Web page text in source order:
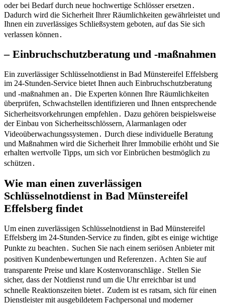
oder bei Bedarf durch neue hochwertige Schlösser ersetzen․
Dadurch wird die Sicherheit Ihrer Räumlichkeiten gewährleistet und
Ihnen ein zuverlässiges Schließsystem geboten, auf das Sie sich
verlassen können․
– Einbruchschutzberatung und -maßnahmen
Ein zuverlässiger Schlüsselnotdienst in Bad Münstereifel Effelsberg
im 24-Stunden-Service bietet Ihnen auch Einbruchschutzberatung
und -maßnahmen an․ Die Experten können Ihre Räumlichkeiten
überprüfen, Schwachstellen identifizieren und Ihnen entsprechende
Sicherheitsvorkehrungen empfehlen․ Dazu gehören beispielsweise
der Einbau von Sicherheitsschlössern, Alarmanlagen oder
Videoüberwachungssystemen․ Durch diese individuelle Beratung
und Maßnahmen wird die Sicherheit Ihrer Immobilie erhöht und Sie
erhalten wertvolle Tipps, um sich vor Einbrüchen bestmöglich zu
schützen․
Wie man einen zuverlässigen
Schlüsselnotdienst in Bad Münstereifel
Effelsberg findet
Um einen zuverlässigen Schlüsselnotdienst in Bad Münstereifel
Effelsberg im 24-Stunden-Service zu finden, gibt es einige wichtige
Punkte zu beachten․ Suchen Sie nach einem seriösen Anbieter mit
positiven Kundenbewertungen und Referenzen․ Achten Sie auf
transparente Preise und klare Kostenvoranschläge․ Stellen Sie
sicher, dass der Notdienst rund um die Uhr erreichbar ist und
schnelle Reaktionszeiten bietet․ Zudem ist es ratsam, sich für einen
Dienstleister mit ausgebildetem Fachpersonal und moderner